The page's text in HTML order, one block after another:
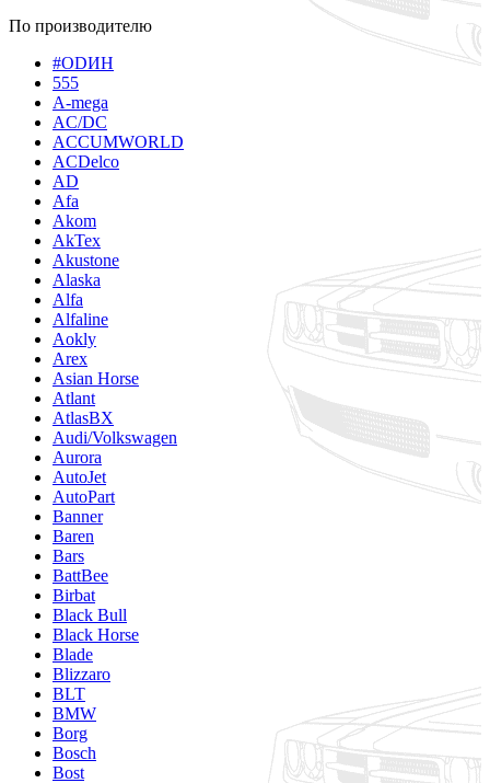
По производителю
#ODИН
555
A-mega
AC/DC
ACCUMWORLD
ACDelco
AD
Afa
Akom
AkTex
Akustone
Alaska
Alfa
Alfaline
Aokly
Arex
Asian Horse
Atlant
AtlasBX
Audi/Volkswagen
Aurora
AutoJet
AutoPart
Banner
Baren
Bars
BattBee
Birbat
Black Bull
Black Horse
Blade
Blizzaro
BLT
BMW
Borg
Bosch
Bost